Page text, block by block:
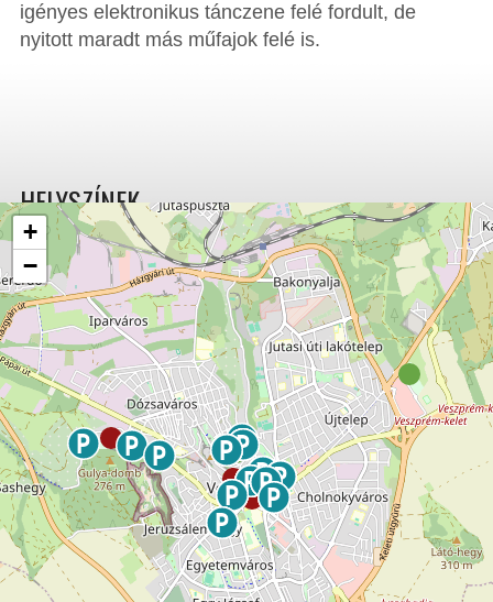
igényes elektronikus tánczene felé fordult, de
nyitott maradt más műfajok felé is.
+
−
HELYSZÍNEK